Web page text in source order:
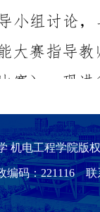
机电工程学院版
码：221116 联